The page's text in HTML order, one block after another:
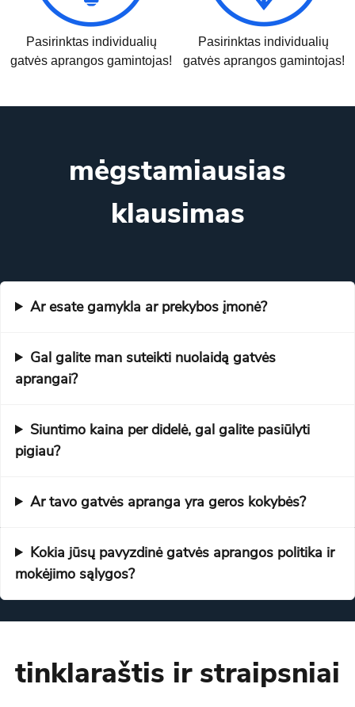
Pasirinktas individualių
gatvės aprangos gamintojas!
Pasirinktas individualių
gatvės aprangos gamintojas!
mėgstamiausias
klausimas
Ar esate gamykla ar prekybos įmonė?
Gal galite man suteikti nuolaidą gatvės
aprangai?
Siuntimo kaina per didelė, gal galite pasiūlyti
pigiau?
Ar tavo gatvės apranga yra geros kokybės?
Kokia jūsų pavyzdinė gatvės aprangos politika ir
mokėjimo sąlygos?
tinklaraštis ir straipsniai